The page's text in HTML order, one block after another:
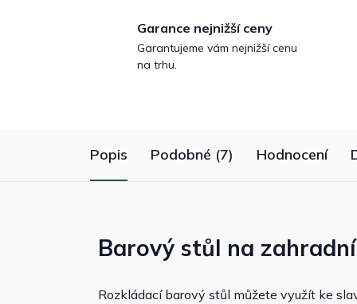
Garance nejnižší ceny
Garantujeme vám nejnižší cenu
na trhu.
Popis Podobné (7) Hodnocení
Barový stůl na
Rozkládací barový stůl můžete využít ke